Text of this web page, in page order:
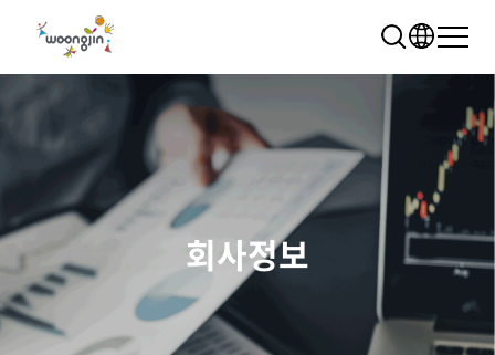
추천 검색어
WRMS WDMS
모빌리티
회사정보